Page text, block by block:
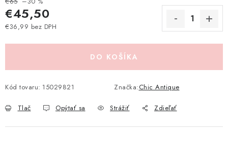
Pravidlá zliav a akcií
Moja objednávka
€45,50
€36,99 bez DPH
DO KOŠÍKA
Kód tovaru: 15029821 Značka:Chic Antique
Tlač Opýtať sa Strážiť Zdieľať